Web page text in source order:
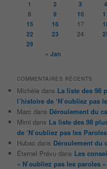
1 2 3 4
8 9 10
15 16 17
22 23 24
29
« Jan
COMMENTAIRES RÉCENTS
Michèle dans La liste des 98
l’histoire de ‘N’oubliez pas
Marc dans Déroulement du
Mimi dans La liste des 98
de ‘N’oubliez pas les
Hubac dans Déroulement du
Éternel Prévu dans Les
« N’oubliez pas les paroles